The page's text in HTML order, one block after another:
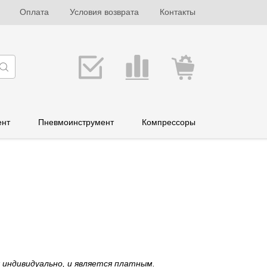
Оплата Условия возврата Контакты
Пневмоинструмент Компрессоры
и является платным.